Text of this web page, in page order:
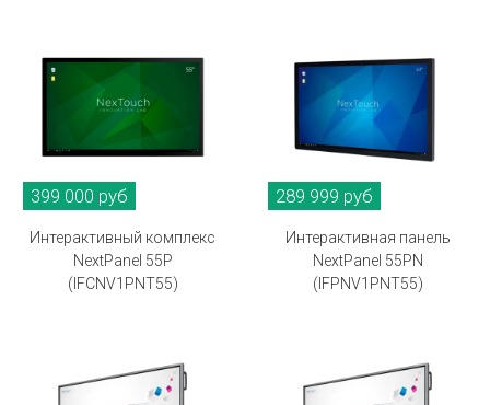
399 000 руб
Интерактивный комплекс
NextPanel 55P
(IFCNV1PNT55)
289 999 руб
Интерактивная панель
NextPanel 55PN
(IFPNV1PNT55)